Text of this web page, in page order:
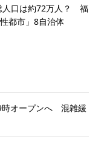
人口は約72万人？ 福
都市」8自治体
時オープンへ 混雑緩